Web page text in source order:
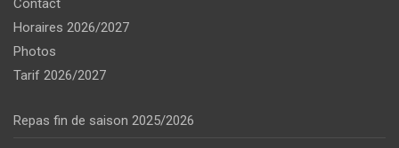
Contact
Horaires 2026/2027
Photos
Tarif 2026/2027
Repas fin de saison 2025/2026